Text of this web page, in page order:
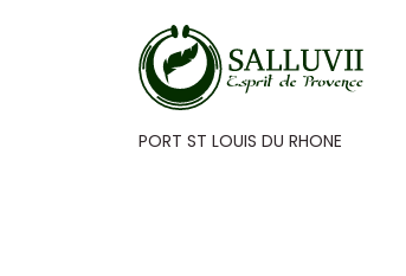
PORT ST LOUIS DU RHONE